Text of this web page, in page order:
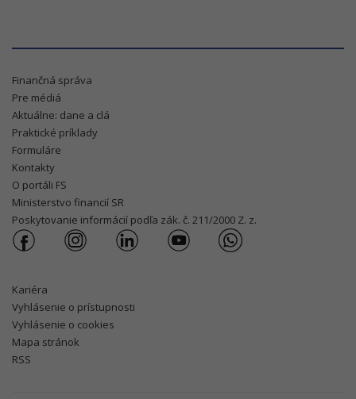
Finančná správa
Pre médiá
Aktuálne: dane a clá
Praktické príklady
Formuláre
Kontakty
O portáli FS
Ministerstvo financií SR
Poskytovanie informácií podľa zák. č. 211/2000 Z. z.
Kariéra
Vyhlásenie o prístupnosti
Vyhlásenie o cookies
Mapa stránok
RSS